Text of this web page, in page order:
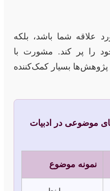
علاقه شما باشد، بلکه
را پر کند. مشورت با
پژوهش‌ها بسیار کمک‌کننده
موضوعی در ادبیات
نمونه موضوع